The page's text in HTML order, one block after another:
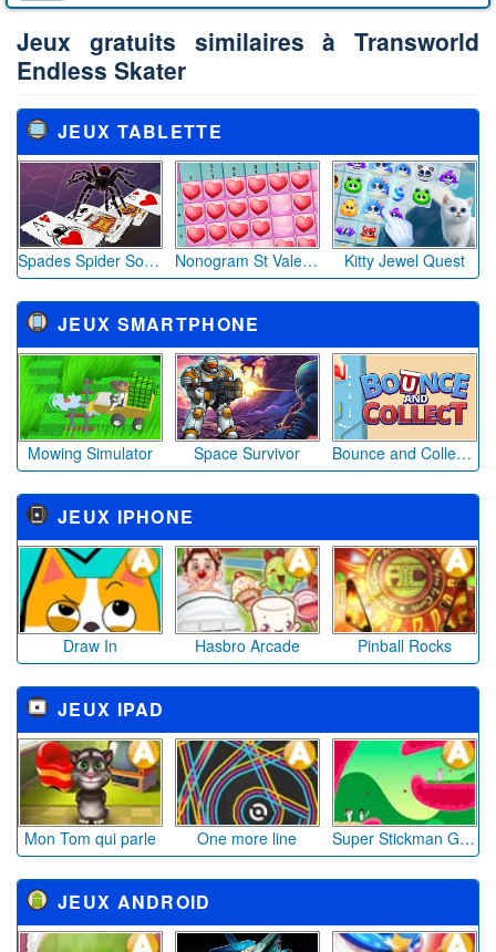
Jeux gratuits similaires à Transworld
Endless Skater
JEUX TABLETTE
Spades Spider Solitaire Nonogram St Valentin Kitty Jewel Quest
JEUX SMARTPHONE
Mowing Simulator Space Survivor Bounce and Collect 2
JEUX IPHONE
Draw In Hasbro Arcade Pinball Rocks
JEUX IPAD
Mon Tom qui parle One more line Super Stickman Golf 2
JEUX ANDROID